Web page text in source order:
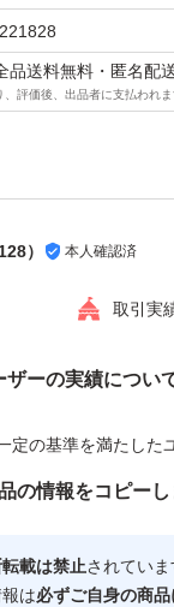
品送料無料・匿名配
、評価後、出品者に支払われ
128） 本人確認済
取引実
ザーの実績につい
定の基準を満たした
心・安全なユ
の情報をコピー
載は禁止されていま
は必ずご自身の商
にオススメ